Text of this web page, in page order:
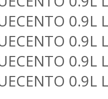
0.9L
0.9L
0.9L
0.9L